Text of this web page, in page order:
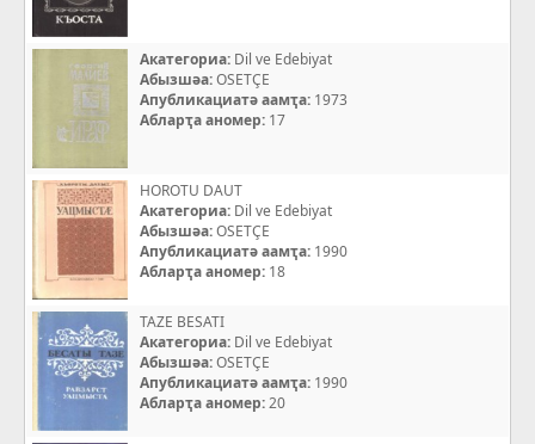
Акатегориа: Dil ve Edebiyat
Абызшәа:OSETÇE
Апубликациатә аамҭа: 1973
Абларҭа аномер: 17
HOROTU DAUT
Акатегориа: Dil ve Edebiyat
Абызшәа:OSETÇE
Апубликациатә аамҭа: 1990
Абларҭа аномер: 18
TAZE BESATI
Акатегориа: Dil ve Edebiyat
Абызшәа:OSETÇE
Апубликациатә аамҭа: 1990
Абларҭа аномер:20